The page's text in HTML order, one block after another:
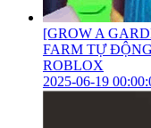
[GROW A
FARM TỰ
ROBLOX
2025-06-19